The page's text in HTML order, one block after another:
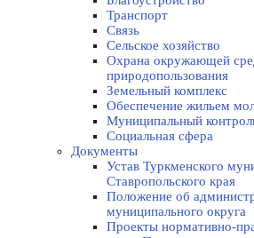
Транспорт
Связь
Сельское хозяйство
Охрана окружающей
природопользования
Земельный комплекс
Обеспечение жильем
Муниципальный
Социальная сфера
Документы
Устав Туркменского
Ставропольского края
Положение об
муниципального округа
Проекты нормативно-